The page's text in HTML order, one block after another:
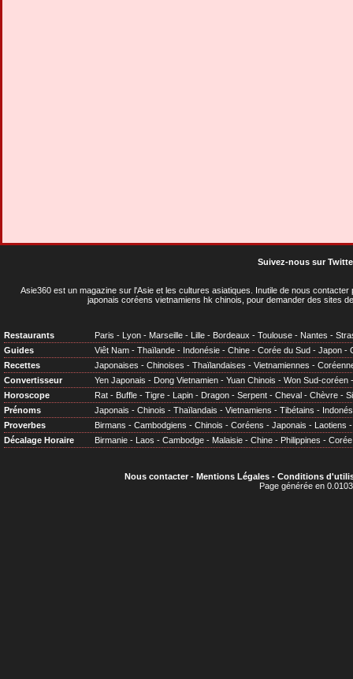
Suivez-nous sur
Asie360 est un magazine sur l'Asie et les cultures asiatiques . Inutile de nous
japonais coréens vietnamiens hk chinois, pour demander des sites
Restaurants Paris - Lyon - Marseille - Lille - Bordeaux - Toulouse - Nantes -
Guides
Viêt Nam - Thaïlande - Indonésie - Chine - Corée du Sud - Japon -
Recettes
Japonaises - Chinoises - Thaïlandaises - Vietnamiennes -
Convertisseur
Yen Japonais - Dong Vietnamien - Yuan Chinois - Won Sud-coréen
Horoscope
Rat - Buffle - Tigre - Lapin - Dragon - Serpent - Cheval - Chèvre -
Prénoms
Japonais - Chinois - Thaïlandais - Vietnamiens - Tibétains -
Proverbes
Birmans - Cambodgiens - Chinois - Coréens - Japonais - Laotiens
Décalage Horaire
Birmanie - Laos - Cambodge - Malaisie - Chine - Philippines - Corée
Nous contacter- Mentions Légales- Conditions
Page générée en